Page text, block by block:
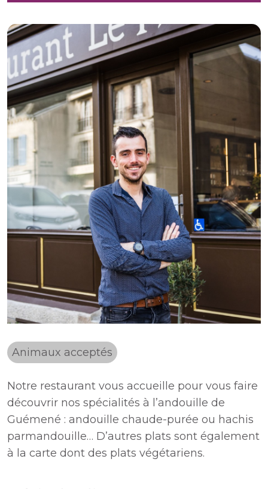
Animaux acceptés
Notre restaurant vous accueille pour vous faire
découvrir nos spécialités à l’andouille de
Guémené : andouille chaude-purée ou hachis
parmandouille… D’autres plats sont également
à la carte dont des plats végétariens.